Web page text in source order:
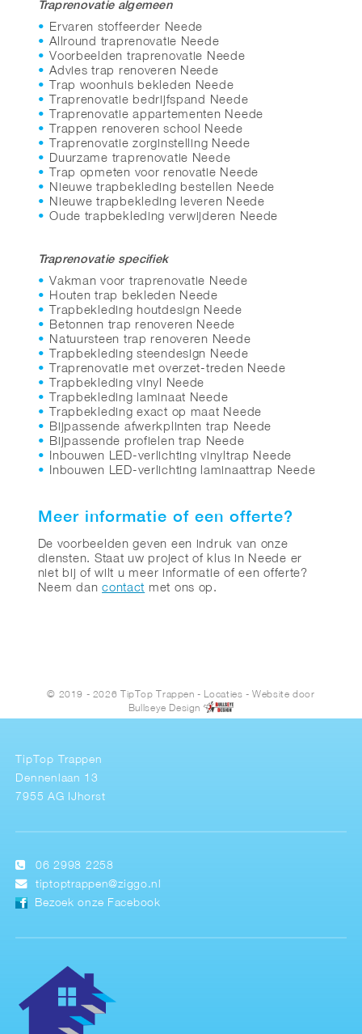
Traprenovatie algemeen
Ervaren stoffeerder Neede
Allround traprenovatie Neede
Voorbeelden traprenovatie Neede
Advies trap renoveren Neede
Trap woonhuis bekleden Neede
Traprenovatie bedrijfspand Neede
Traprenovatie appartementen Neede
Trappen renoveren school Neede
Traprenovatie zorginstelling Neede
Duurzame traprenovatie Neede
Trap opmeten voor renovatie Neede
Nieuwe trapbekleding bestellen Neede
Nieuwe trapbekleding leveren Neede
Oude trapbekleding verwijderen Neede
Traprenovatie specifiek
Vakman voor traprenovatie Neede
Houten trap bekleden Neede
Trapbekleding houtdesign Neede
Betonnen trap renoveren Neede
Natuursteen trap renoveren Neede
Trapbekleding steendesign Neede
Traprenovatie met overzet-treden Neede
Trapbekleding vinyl Neede
Trapbekleding laminaat Neede
Trapbekleding exact op maat Neede
Bijpassende afwerkplinten trap Neede
Bijpassende profielen trap Neede
Inbouwen LED-verlichting vinyltrap Neede
Inbouwen LED-verlichting laminaattrap Neede
Meer informatie of een offerte?
De voorbeelden geven een indruk van onze
diensten. Staat uw project of klus in Neede er
niet bij of wilt u meer informatie of een offerte?
Neem dancontact met ons op.
© 2019 - 2026 TipTop Trappen- Locaties - Website door
Bullseye Design
TipTop Trappen
Dennenlaan 13
7955 AG IJhorst
06 2998 2258
tiptoptrappen@ziggo.nl
Bezoek onze Facebook